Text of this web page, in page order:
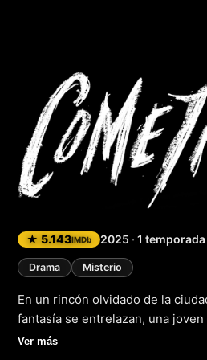
★ 5.143IMDb 2025 · 1 temporada
Drama Misterio
En un rincón olvidado de la
fantasía se entrelazan, una joven
Aylín se encuentra con un
Ver más